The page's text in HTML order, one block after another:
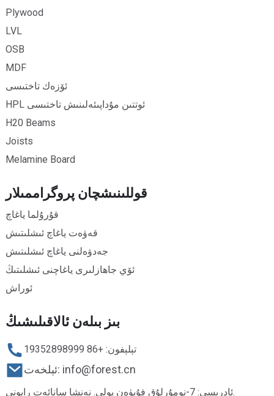
Plywood
LVL
OSB
MDF
ئۆزەك تاختىسى
HPL ئوتتىن مۇداپىئەلىنىش تاختىسى
H20 Beams
Joists
Melamine Board
قوللىنىشچان پروگراممىلار
قۇرۇلما ياغاچ
قەۋەت ياغاچ ئىشلىتىش
جەدۋەلنى ياغاچ ئىشلىتىش
ئۆي جاھازلىرى ياغاچنى ئىشلىتىڭ
ئوراش
بىز بىلەن ئالاقىلىشىڭ
تېلېفون: +86 19352898999
ئېلخەت: info@forest.cn
ئادرېسى: 7-نومۇرلۇق فۇيۈەن يولى. نەنشا سانائەت رايونى.